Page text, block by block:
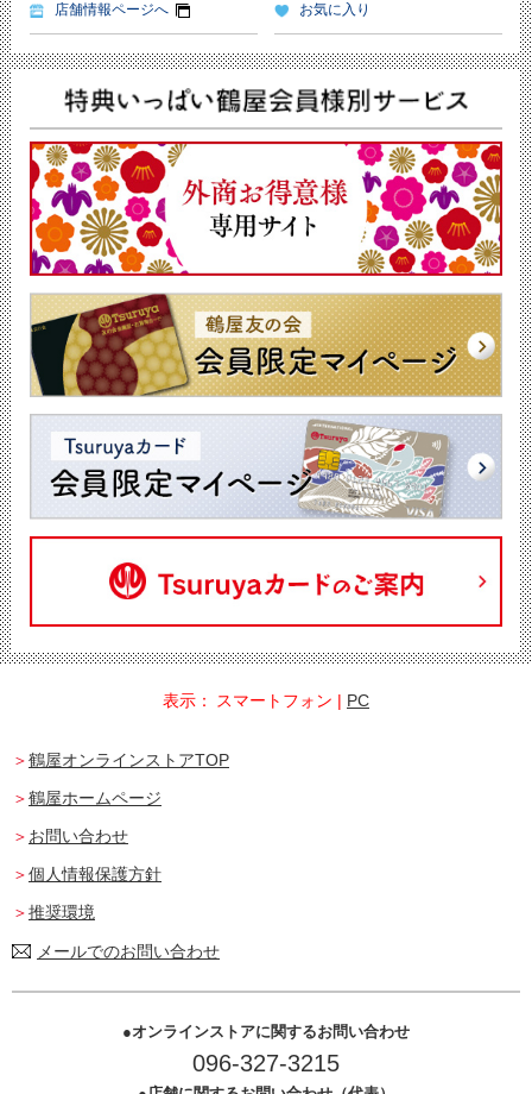
店舗情報ページへ お気に入り
表示： スマートフォン | PC
鶴屋オンラインストアTOP
鶴屋ホームページ
お問い合わせ
個人情報保護方針
推奨環境
メールでのお問い合わせ
オンラインストアに関するお問い合わせ
096-327-3215